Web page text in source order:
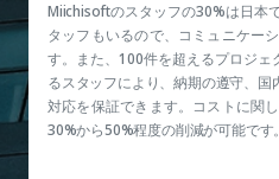
Miichisoftのスタッフの30%は日本
タッフもいるので、コミュニケー
す。また、100件を超えるプロジェ
るスタッフにより、納期の遵守、
対応を保証できます。コストに関
30%から50%程度の削減が可能です。